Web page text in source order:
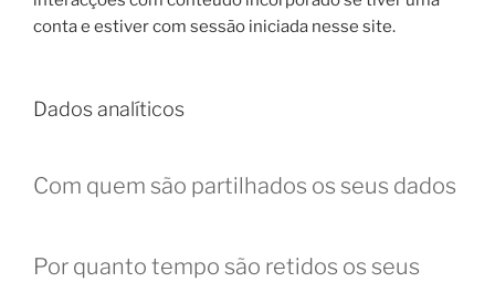
conta e estiver com sessão iniciada nesse site.
Dados analíticos
Com quem são partilhados os seus dados
Por quanto tempo são retidos os seus